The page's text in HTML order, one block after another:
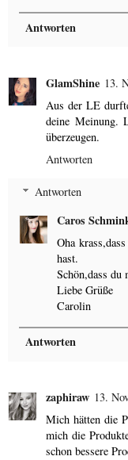
Antworten
GlamShine 13.
Aus der LE
deine Meinung.
überzeugen.
Antworten
Antworten
Caros
Oha
hast.
Schön,dass
Liebe Grüße
Carolin
Antworten
zaphiraw 13.
Mich hätten die
mich die
schon bessere